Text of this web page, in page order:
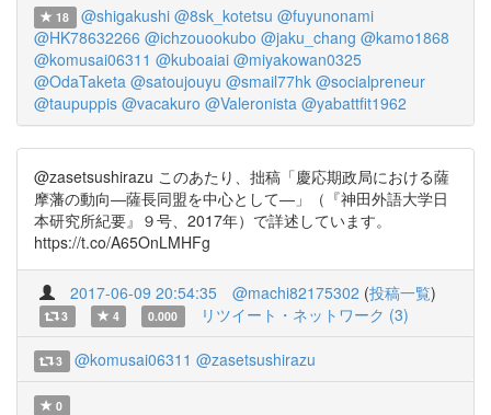
18 @shigakushi @8sk_kotetsu @fuyunonami
@HK78632266 @ichzouookubo @jaku_chang @kamo1868
@komusai06311 @kuboaiai @miyakowan0325
@OdaTaketa @satoujouyu @smail77hk @socialpreneur
@taupuppis @vacakuro @Valeronista @yabattfit1962
@zasetsushirazu このあたり、拙稿「慶応期政局における薩
摩藩の動向―薩長同盟を中心として―」（『神田外語大学日
本研究所紀要』９号、2017年）で詳述しています。
https://t.co/A65OnLMHFg
2017-06-09 20:54:35 @machi82175302 (投稿一覧)
3 4 0.000 リツイート・ネットワーク (3)
3 @komusai06311 @zasetsushirazu
0